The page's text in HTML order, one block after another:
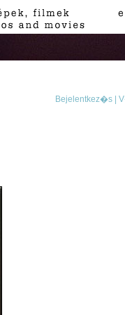
Bejelentkez�s |